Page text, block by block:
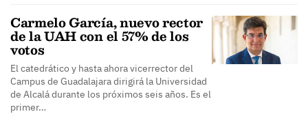
Carmelo García, nuevo rector
de la UAH con el 57% de los
votos
El catedrático y hasta ahora vicerrector del
Campus de Guadalajara dirigirá la Universidad
de Alcalá durante los próximos seis años. Es el
primer…